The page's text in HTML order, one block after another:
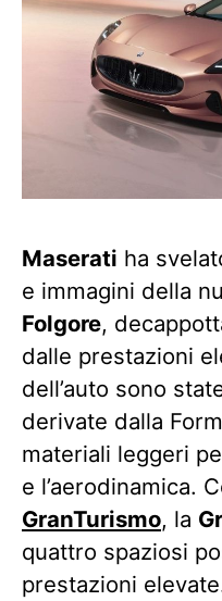
Maserati ha
e immagini della
Folgore,
dalle prestazioni
dell’auto sono
derivate dalla
materiali leggeri
e l’aerodinamica.
GranTurismo, la
quattro spaziosi
prestazioni